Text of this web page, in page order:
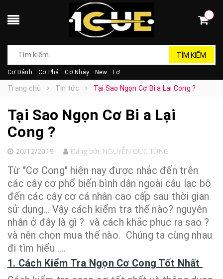
TÌM KIẾM
Cơ Đánh Cơ Phá Cơ Nhảy New Lơ
Trang chủ Tin tức Tại Sao Ngọn Cơ Bi a Lại Cong ?
Tại Sao Ngọn Cơ Bi a Lại
Cong ?
20/12/2019 Đăng bởi: NGUYỄN ĐỨC TÙNG
Từ "Cơ Cong" hiện nay được nhắc đến trên
các cây cơ phổ biến bình dân ngoài câu lạc bộ
đến các cây cơ cá nhân cao cấp sau thời gian
sử dụng... Vậy cách kiểm tra thế nào? nguyên
nhân ở đây là gì ? và cách khắc phục ra sao ?
và nên chọn mua thế nào. Chúng ta cùng nhau
đi tìm hiểu ....
1. Cách Kiểm Tra Ngọn Cơ Cong Tốt Nhất